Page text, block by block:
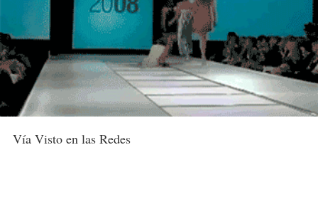
Vía Visto en las Redes